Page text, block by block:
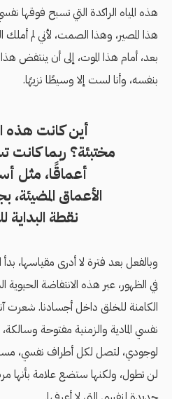
هذه المياه الراكدة التي تسبح
هذا المصير، وهذا الصمت، لأني لم أملك
بعد، أمام هذا الموت، إلى أن ينتفض
بنفسه، وأنا لست إلا وسيطًا نزيهًا.
أين كانت هذه
مختبئة؟ ربما كانت
أعماقًا، مثل
الأعماق المضيئة،
نقطة البداية
وبالفعل بعد فترة لا أدرى مقياسها،
في الظهور، عبر هذه الانتفاضة الحيوية
الكامنة للخلق داخل أجسادنا.
نفسي المادية والزمنية مفتوحة وسالكة،
لوجودي، لتصل لكل أطراف نفسي،
لن تطول، ولكنها ستضع علامة